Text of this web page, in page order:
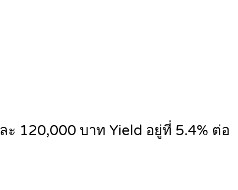
120,000 บาท Yield อยู่ที่ 5.4% ต่อ